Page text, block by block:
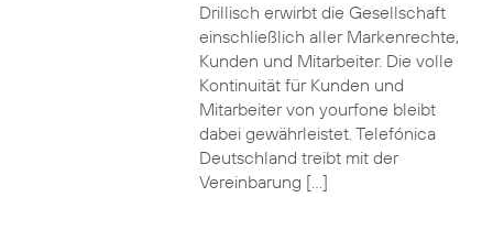
Drillisch erwirbt die Gesellschaft
einschließlich aller Markenrechte,
Kunden und Mitarbeiter. Die volle
Kontinuität für Kunden und
Mitarbeiter von yourfone bleibt
dabei gewährleistet. Telefónica
Deutschland treibt mit der
Vereinbarung […]